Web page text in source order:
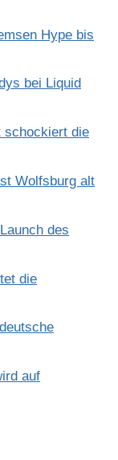
Hype bis
bei Liquid
schockiert die
Wolfsburg alt
des
die
auf